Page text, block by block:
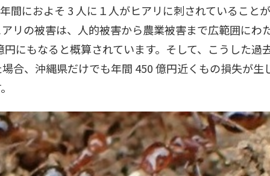
間におよそ 3 人に１人がヒアリに刺されていること
リの被害は、人的被害から農業被害まで広範囲にわ
にもなると概算されています。そして、こうした過
合、沖縄県だけでも年間 450 億円近くもの損失が生